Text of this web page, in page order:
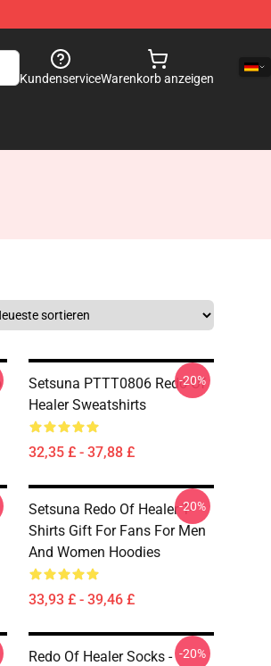
KundenserviceWarenkorb anzeigen
Setsuna PTTT0806 Redo Of
Healer Sweatshirts
32,35 £ - 37,88 £
-20%
Setsuna Redo Of Healer T-
Shirts Gift For Fans For Men
And Women Hoodies
33,93 £ - 39,46 £
-20%
Redo Of Healer Socks - -20%